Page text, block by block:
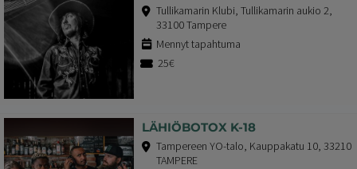
Tullikamarin Klubi, Tullikamarin aukio 2,
33100 Tampere
Mennyt tapahtuma
25€
LÄHIÖBOTOX K-18
Tampereen YO-talo, Kauppakatu 10, 33210
TAMPERE